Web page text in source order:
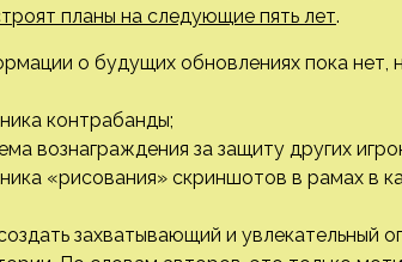
планы на следующие пять лет.
о будущих обновлениях пока нет,
контрабанды;
вознаграждения за защиту других
«рисования» скриншотов в рамах в
захватывающий и увлекательный